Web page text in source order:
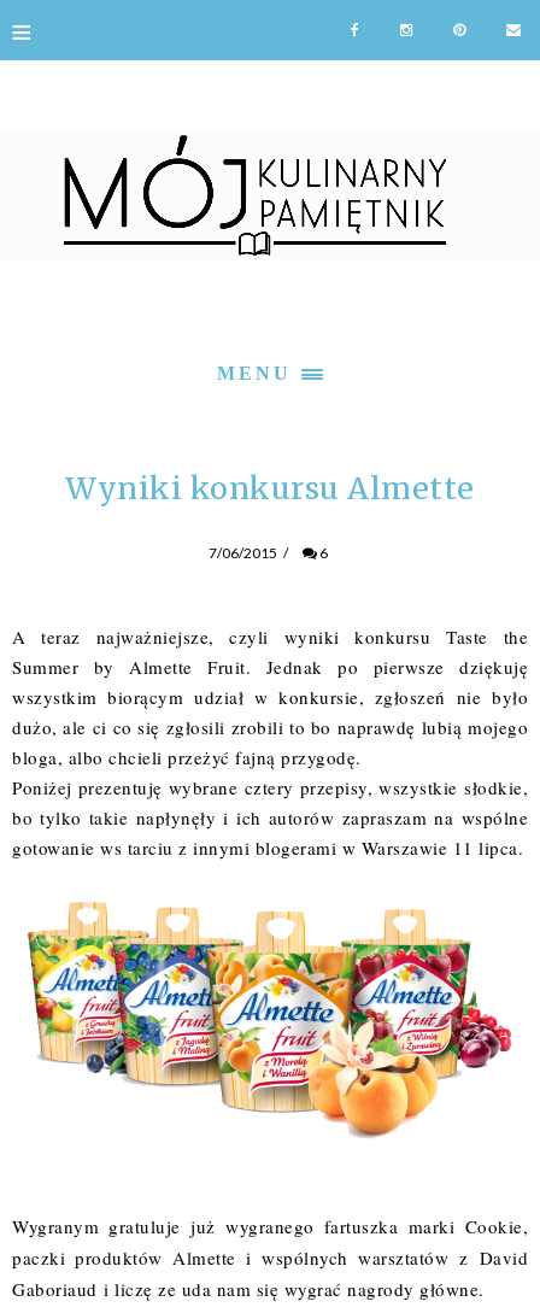
≡
MENU
Wyniki konkursu Almette
7/06/2015 / 6
A teraz najważniejsze, czyli wyniki konkursuTaste the
Summer by Almette Fruit. Jednak po pierwsze dziękuję
wszystkim biorącym udział w konkursie, zgłoszeń nie było
dużo, ale ci co się zgłosili zrobili to bo naprawdę lubią mojego
bloga, albo chcieli przeżyć fajną przygodę.
Poniżej prezentuję wybrane cztery przepisy, wszystkie słodkie,
bo tylko takie napłynęły i ich autorów zapraszam na wspólne
gotowanie ws tarciu z innymi blogerami w Warszawie 11 lipca.
Wygranym gratuluje już wygranego fartuszka marki Cookie,
paczki produktów Almette i wspólnych warsztatów z David
Gaboriaud i liczę ze uda nam się wygrać nagrody główne.